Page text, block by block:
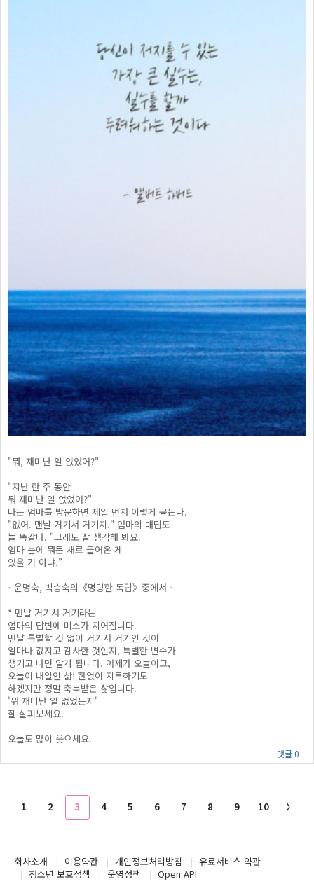
"뭐, 재미난 일 없었어?"
"지난 한 주 동안
뭐 재미난 일 없었어?"
나는 엄마를 방문하면 제일 먼저 이렇게 묻는다.
"없어. 맨날 거기서 거기지." 엄마의 대답도
늘 똑같다. "그래도 잘 생각해 봐요.
엄마 눈에 뭐든 새로 들어온 게
있을 거 아냐."
- 윤명숙, 박승숙의《명랑한 독립》중에서 -
* 맨날 거기서 거기라는
엄마의 답변에 미소가 지어집니다.
맨날 특별할 것 없이 거기서 거기인 것이
얼마나 값지고 감사한 것인지, 특별한 변수가
생기고 나면 알게 됩니다. 어제가 오늘이고,
오늘이 내일인 삶! 한없이 지루하기도
하겠지만 정말 축복받은 삶입니다.
'뭐 재미난 일 없었는지'
잘 살펴보세요.
오늘도 많이 웃으세요.
댓글 0
1 2 3 4 5 6 7 8 9 10 〉
회사소개 이용약관 개인정보처리방침
유료서비스 약관
청소년 보호정책
운영정책 Open API